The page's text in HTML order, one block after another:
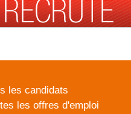
les candidats
les offres d'emploi